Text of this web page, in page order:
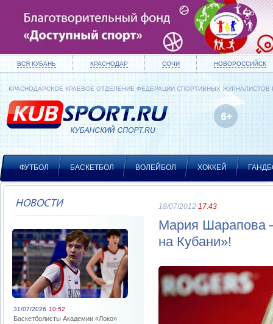
ВСЯ КУБАНЬ КРАСНОДАР СОЧИ НОВОРОССИЙСК
КРАСНОДАРСКОЕ КРАЕВОЕ ОТДЕЛЕНИЕ ФЕДЕРАЦИИ СПОРТИВНЫХ ЖУРНАЛИСТОВ
ФУТБОЛ БАСКЕТБОЛ ВОЛЕЙБОЛ ХОККЕЙ
НОВОСТИ
31/07/2026 10:52
Баскетболисты Академии «Локо»
18/07/2012 17:43
Мария Шарапова
на Кубани»!